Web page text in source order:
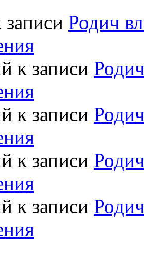
записи Родич
к записи
к записи
к записи
к записи